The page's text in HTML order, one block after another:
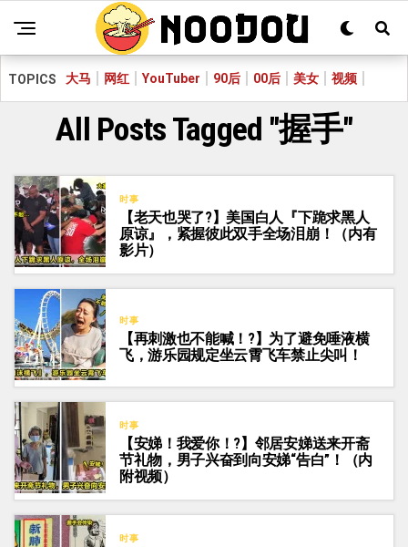
TOPICS 大马 网红 YouTuber 90后 00后 美女 视频
All Posts Tagged "握手"
时事
【老天也哭了?】美国白人『下跪求黑人
原谅』，紧握彼此双手全场泪崩！（内有
影片）
时事
【再刺激也不能喊！?】为了避免唾液横
飞，游乐园规定坐云霄飞车禁止尖叫！
时事
【安娣！我爱你！?】邻居安娣送来开斋
节礼物，男子兴奋到向安娣“告白”！（内
附视频）
时事